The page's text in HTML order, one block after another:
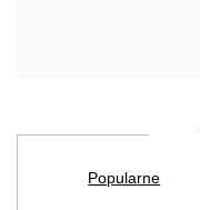
Popularne